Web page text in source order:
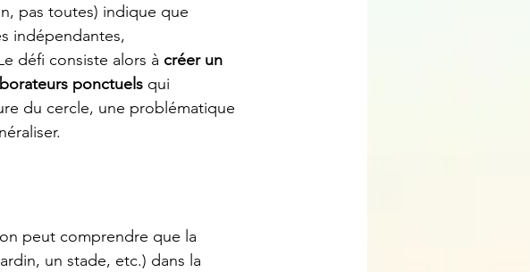
pas toutes) indique que
indépendantes,
défi consiste alors à créer un
ponctuels qui
du cercle, une problématique
peut comprendre que la
un stade, etc.) dans la